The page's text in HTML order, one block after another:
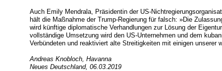
Auch Emily Mendrala, Präsidentin der US-
hält die Maßnahme der Trump-Regierung für falsch: »Die
wird künftige diplomatische Verhandlungen zur Lösung der
vollständige Umsetzung wird den US-Unternehmen und dem
Verbündeten und reaktiviert alte Streitigkeiten mit einigen unserer
Andreas Knobloch, Havanna
Neues Deutschland, 06.03.2019